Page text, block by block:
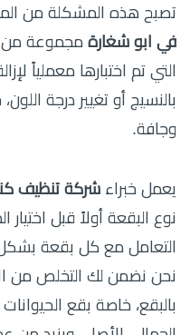
تصبح هذه المشكلة من
في ابو شغارة مجموعة من
التي تم اختبارها معملياً
بالنسيج أو تغيير درجة
وجافة.
يعمل خبراء شركة تنظيف
نوع البقعة أولاً قبل اختيار
التعامل مع كل بقعة
نحن نضمن لك التخلص من
بالبقع، خاصة بقع